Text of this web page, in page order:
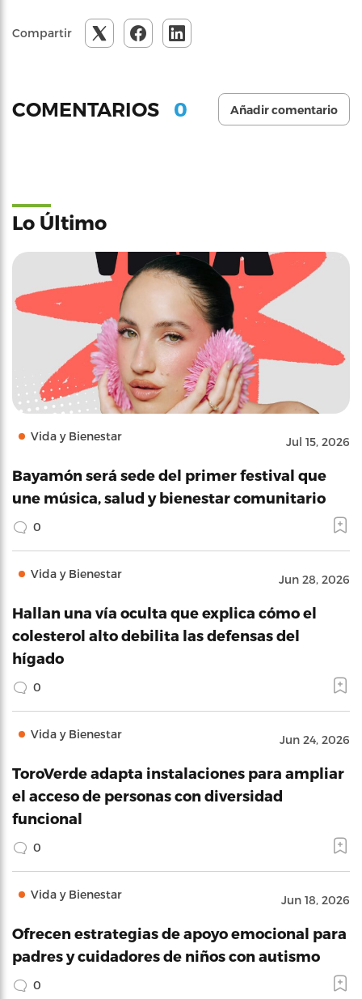
Compartir
COMENTARIOS 0 Añadir comentario
Lo Último
Vida y Bienestar Jul 15, 2026
Bayamón será sede del primer festival que
une música, salud y bienestar comunitario
0
Vida y Bienestar Jun 28, 2026
Hallan una vía oculta que explica cómo el
colesterol alto debilita las defensas del
hígado
0
Vida y Bienestar Jun 24, 2026
ToroVerde adapta instalaciones para ampliar
el acceso de personas con diversidad
funcional
0
Vida y Bienestar Jun 18, 2026
Ofrecen estrategias de apoyo emocional para
padres y cuidadores de niños con autismo
0